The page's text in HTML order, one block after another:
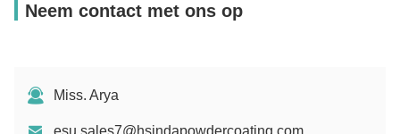
Neem contact met ons op
Miss. Arya
esu.sales7@hsindapowdercoating.com